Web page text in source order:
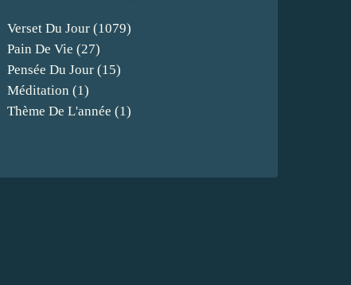
Verset Du Jour (1079)
Pain De Vie (27)
Pensée Du Jour (15)
Méditation (1)
Thème De L'année (1)